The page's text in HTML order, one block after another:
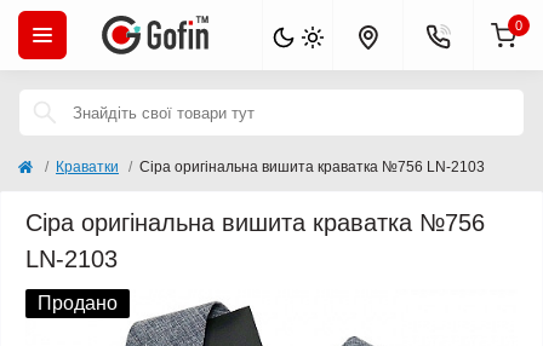
0
Краватки Сіра оригінальна вишита краватка №756 LN-2103
Сіра оригінальна вишита краватка №756
LN-2103
Продано